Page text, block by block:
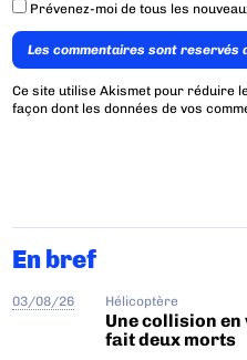
Prévenez-moi de tous les
Les commentaires sont reservés
Ce site utilise Akismet pour réduire
façon dont les données de vos
En bref
03/08/26 Hélicoptère
Une collision en
fait deux morts